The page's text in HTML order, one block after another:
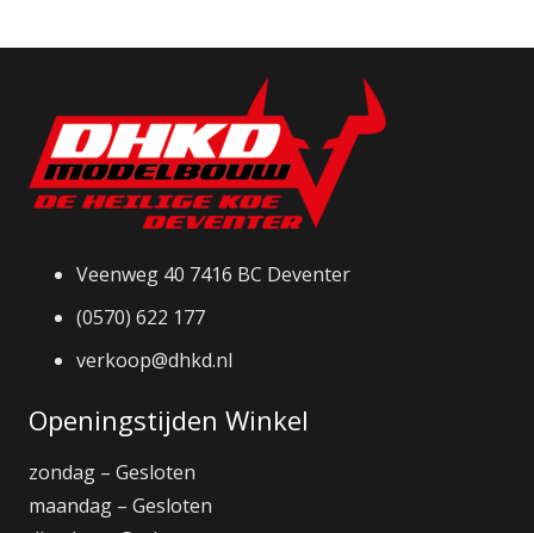
Veenweg 40 7416 BC Deventer
(0570) 622 177
verkoop@dhkd.nl
Openingstijden Winkel
zondag – Gesloten
maandag – Gesloten